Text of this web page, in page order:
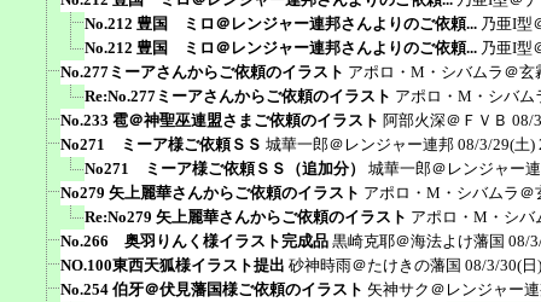
No.212 豊国 ミロ＠レンジャー連邦さんよりのご依頼... 乃亜I型
No.212 豊国 ミロ＠レンジャー連邦さんよりのご依頼... 乃亜I型
No.277ミーアさんからご依頼のイラスト アポロ・M・シバムラ＠玄
Re:No.277ミーアさんからご依頼のイラスト アポロ・M・シバム
No.233 雹＠神聖巫連盟さまご依頼のイラスト 阿部火深＠ＦＶＢ 08/
No271 ミーア様ご依頼ＳＳ 城華一郎＠レンジャー連邦 08/3/29(土)
No271 ミーア様ご依頼ＳＳ（追加分）
城華一郎＠レンジャー
No279 矢上麗華さんからご依頼のイラスト アポロ・M・シバムラ＠
Re:No279 矢上麗華さんからご依頼のイラスト アポロ・M・シバ
No.266 奥羽りんく様イラスト完成品 黒崎克耶＠海法よけ藩国 08/
NO.100東西天狐様イラスト提出 砂神時雨＠たけきの藩国 08/3/30(日
No.254 伯牙＠伏見藩国様ご依頼のイラスト 矢神サク＠レンジャー